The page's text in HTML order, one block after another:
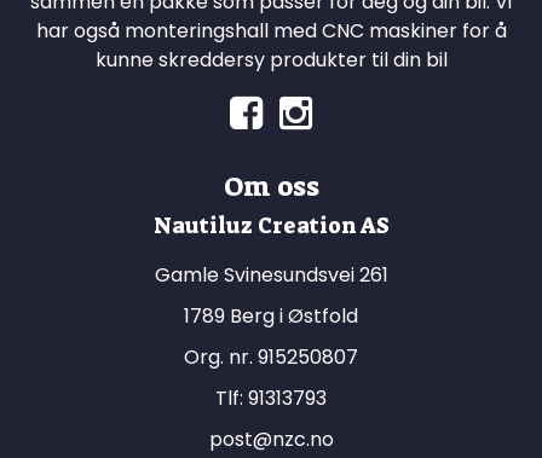
har også monteringshall med CNC maskiner for å
kunne skreddersy produkter til din bil
Om oss
Nautiluz Creation AS
Gamle Svinesundsvei 261
1789 Berg i Østfold
Org. nr. 915250807
Tlf: 91313793
post@nzc.no